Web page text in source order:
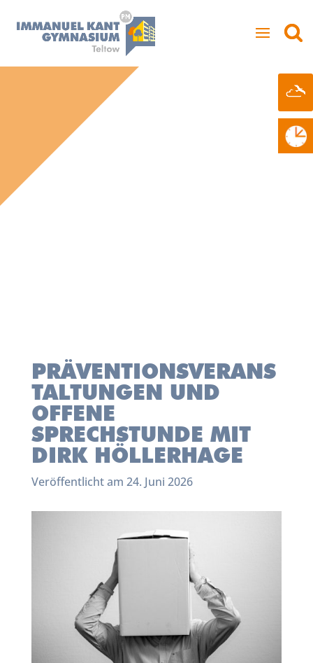
PRÄVENTIONSVERANS
TALTUNGEN UND
OFFENE
SPRECHSTUNDE MIT
DIRK HÖLLERHAGE
Veröffentlicht am 24. Juni 2026